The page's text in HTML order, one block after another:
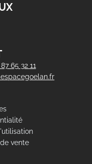
65 32 11
vente